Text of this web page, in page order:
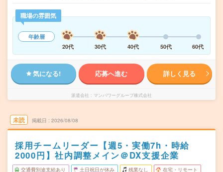
職場の雰囲気
年齢層
20代
30代 40代 50代 60代
気になる! 応募へ進む 詳しく見る
派遣会社 マンパワーグループ株式会社
未読 掲載日 2026/08/08
採用チームリーダー【週5・実働7h・時給
2000円】社内調整メイン＠DX支援企業
交通費別途支給あり 土日祝日が休み 残業なし 在宅・リモート